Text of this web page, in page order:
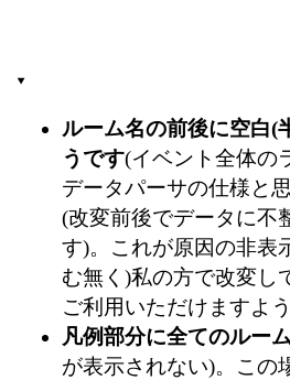
ルーム名の前後に空白(
うです(イベント全体の
データパーサの仕様と
(改変前後でデータに不
す)。これが原因の非表
む無く)私の方で改変し
ご利用いただけますよ
凡例部分に全てのルー
が表示されない)。この